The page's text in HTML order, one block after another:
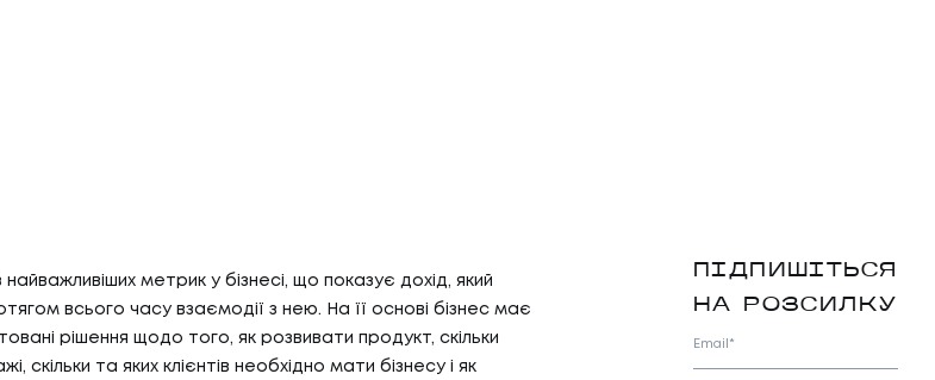
метрик у бізнесі, що показує дохід, який
всього часу взаємодії з нею. На її основі бізнес має
рішення щодо того, як розвивати продукт, скільки
скільки та яких клієнтів необхідно мати бізнесу і як
ПІДПИШІТЬСЯ
НА РОЗСИЛКУ
Email*